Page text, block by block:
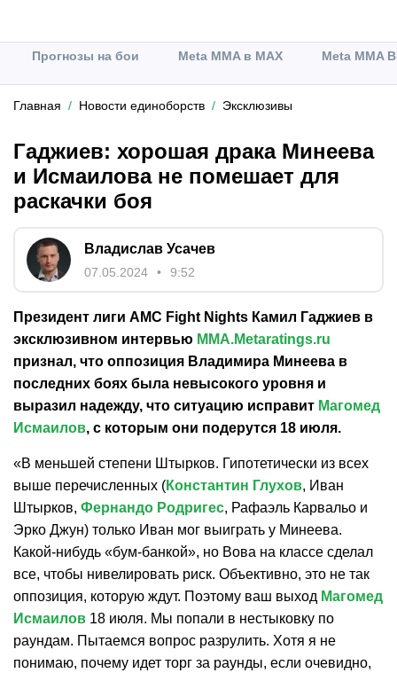
Прогнозы на бои Meta MMA в MAX Meta MMA
Главная Новости единоборств Эксклюзивы
Гаджиев: хорошая драка Минеева
и Исмаилова не помешает для
раскачки боя
Владислав Усачев
07.05.2024 9:52
Президент лиги AMC Fight Nights Камил Гаджиев в
эксклюзивном интервью MMA.Metaratings.ru
признал, что оппозиция Владимира Минеева в
последних боях была невысокого уровня и
выразил надежду, что ситуацию исправит Магомед
Исмаилов, с которым они подерутся 18 июля.
«В меньшей степени Штырков. Гипотетически из всех
выше перечисленных (Константин Глухов, Иван
Штырков, Фернандо Родригес, Рафаэль Карвальо и
Эрко Джун) только Иван мог выиграть у Минеева.
Какой-нибудь «бум-банкой», но Вова на классе сделал
все, чтобы нивелировать риск. Объективно, это не так
оппозиция, которую ждут. Поэтому ваш выход Магомед
Исмаилов 18 июля. Мы попали в нестыковку по
раундам. Пытаемся вопрос разрулить. Хотя я не
понимаю, почему идет торг за раунды, если очевидно,